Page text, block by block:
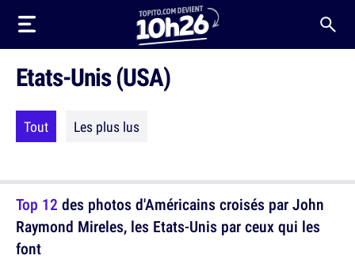
Etats-Unis (USA)
Tout Les plus lus
Top 12 des photos d'Américains croisés par John
Raymond Mireles, les Etats-Unis par ceux qui les
font